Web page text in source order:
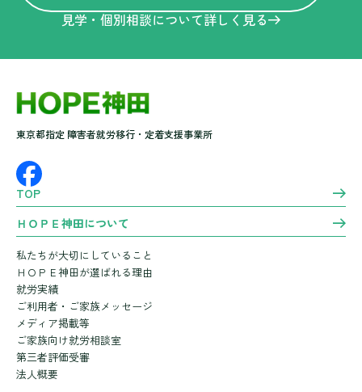
見学・個別相談について詳しく見る
東京都指定 障害者就労移行・定着支援事業所
TOP
ＨＯＰＥ神田について
私たちが大切にしていること
ＨＯＰＥ神田が選ばれる理由
就労実績
ご利用者・ご家族メッセージ
メディア掲載等
ご家族向け就労相談室
第三者評価受審
法人概要